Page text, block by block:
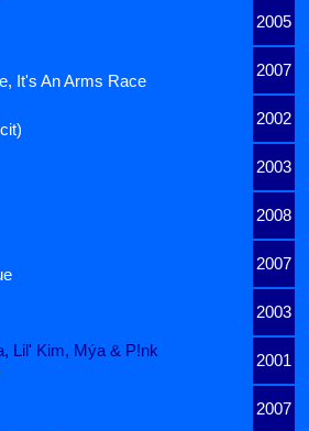
2005
2007
It's An Arms Race
2002
2003
2008
2007
2003
Lil' Kim, Mýa & P!nk
2001
2007